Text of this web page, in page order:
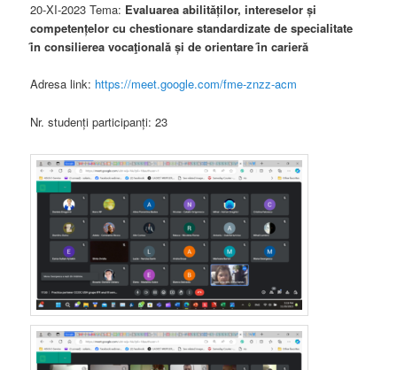
20-XI-2023 Tema: Evaluarea abilitǎților, intereselor și
competențelor cu chestionare standardizate de specialitate
ȋn consilierea vocaţionalǎ și de orientare ȋn carieră
Adresa link: https://meet.google.com/fme-znzz-acm
Nr. studenți participanți: 23